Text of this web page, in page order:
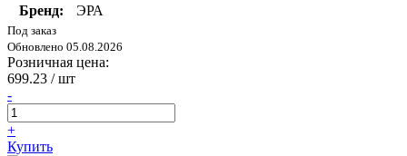
Бренд:
ЭРА
Под заказ
Обновлено 05.08.2026
Розничная цена:
699.23 / шт
-
+
Купить